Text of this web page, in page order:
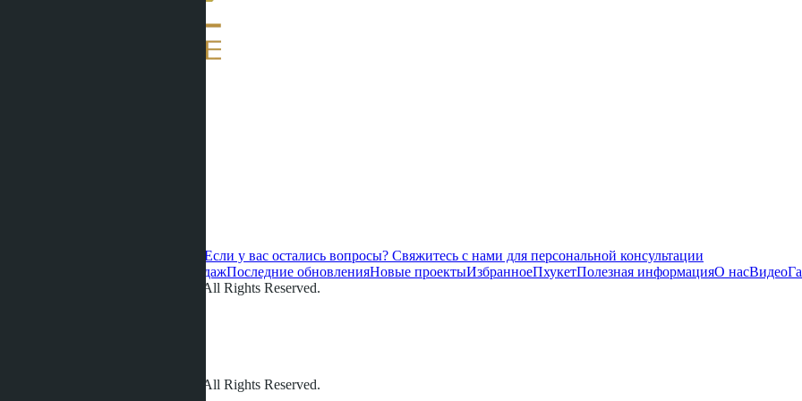
Если у вас остались вопросы? Свяжитесь с нами для персональной консультации
Старт продажПоследние обновленияНовые проектыИзбранноеПхукетПолезная информацияО насВидео
© LETO CONDOS 2013 - 2026. All Rights Reserved.
© LETO CONDOS 2013 - 2026. All Rights Reserved.